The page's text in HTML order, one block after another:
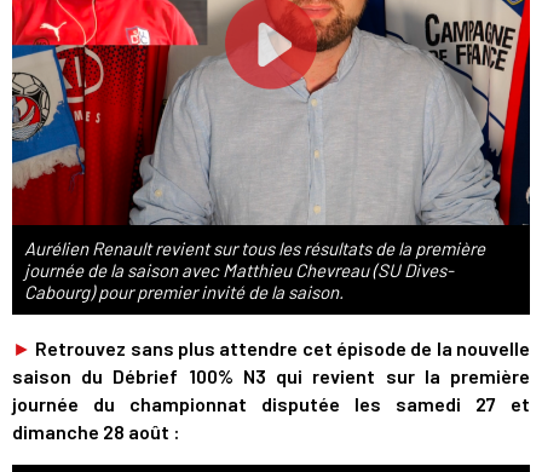
Aurélien Renault revient sur tous les résultats de la première
journée de la saison avec Matthieu Chevreau (SU Dives-
Cabourg) pour premier invité de la saison.
► Retrouvez sans plus attendre cet épisode de la nouvelle
saison du Débrief 100% N3 qui revient sur la première
journée du championnat disputée les samedi 27 et
dimanche 28 août :